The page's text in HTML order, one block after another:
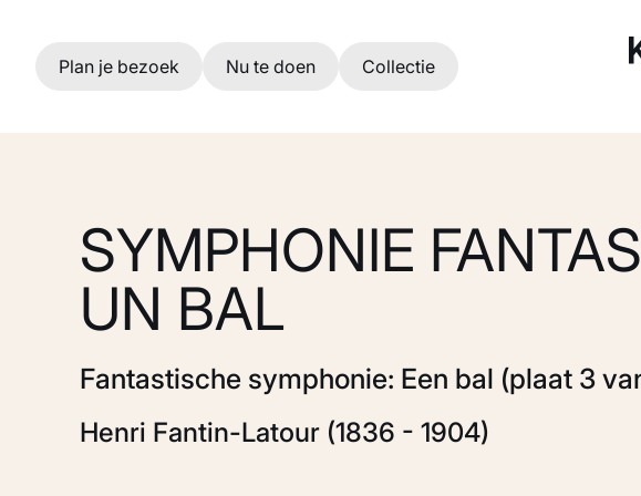
Ga naar hoofdinhoud
Plan je bezoek Nu te doen Collectie
SYMPHONIE
UN BAL
Fantastische symphonie: Een bal (plaat 3
Henri Fantin-Latour (1836 - 1904)